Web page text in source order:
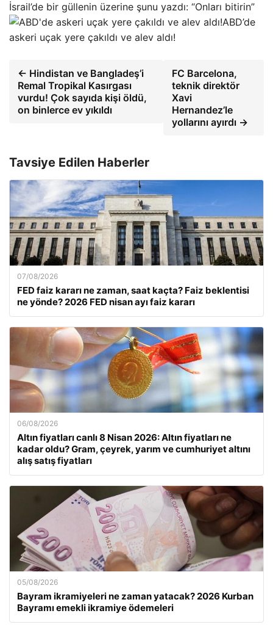
İsrail’de bir güllenin üzerine şunu yazdı: “Onları bitirin”
ABD’de
askeri uçak yere çakıldı ve alev aldı!
← Hindistan ve Bangladeş’i
Remal Tropikal Kasırgası
vurdu! Çok sayıda kişi öldü,
on binlerce ev yıkıldı
FC Barcelona,
teknik direktör
Xavi
Hernandez’le
yollarını ayırdı →
Tavsiye Edilen Haberler
07/08/2026
FED faiz kararı ne zaman, saat kaçta? Faiz beklentisi
ne yönde? 2026 FED nisan ayı faiz kararı
06/08/2026
Altın fiyatları canlı 8 Nisan 2026: Altın fiyatları ne
kadar oldu? Gram, çeyrek, yarım ve cumhuriyet altını
alış satış fiyatları
05/08/2026
Bayram ikramiyeleri ne zaman yatacak? 2026 Kurban
Bayramı emekli ikramiye ödemeleri